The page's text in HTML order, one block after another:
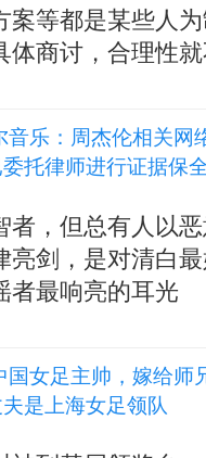
案等都是某些人
体商讨，合理性
音乐：周杰伦相关网
托律师进行证据保
者，但总有人以
亮剑，是对清白最
者最响亮的耳光
国女足主帅，嫁给师
是上海女足领队